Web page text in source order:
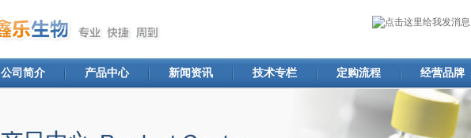
公司简介 产品中心 新闻资讯 技术专栏 定购流程 经营品牌